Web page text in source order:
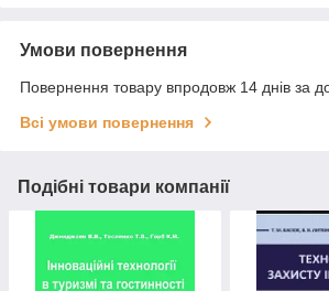
Умови повернення
Повернення товару впродовж 14 днів за
Всі умови повернення
Подібні товари компанії